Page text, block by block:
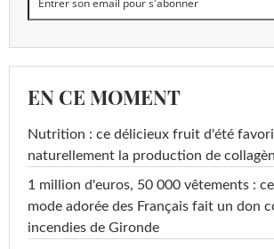
EN CE MOMENT
Nutrition : ce délicieux fruit d'été
naturellement la production de
1 million d'euros, 50 000 vêtements :
mode adorée des Français fait un don
incendies de Gironde